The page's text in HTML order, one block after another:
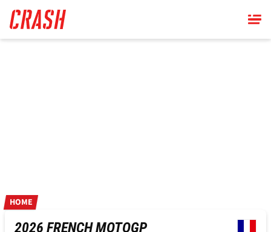
main
content
HOME
2026 FRENCH MOTOGP